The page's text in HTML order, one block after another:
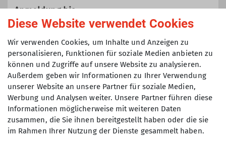
Senioren, die Freude am Wandern, an
der Natur und der Gemeinschaft
haben. Es gibt keine Altersgrenze
nach unten oder oben. Wir bieten von
der einfachen Wanderung bis zu
anspruchsvollen Touren in den Alpen
ein eigenes Programm. Die Touren
werden als Gemeinschaftstouren nach
den Regeln des Turner-Alpen-
Kränzchens durchgeführt, d.h. es sind
keine Führungstouren.
Anmeldung bis
Maximale Teilnehmeranzahl
15
Diese Website verwendet Cookies
Wir verwenden Cookies, um Inhalte und Anzeigen zu
personalisieren, Funktionen für soziale Medien anbieten zu
können und Zugriffe auf unsere Website zu analysieren.
Außerdem geben wir Informationen zu Ihrer Verwendung
unserer Website an unsere Partner für soziale Medien,
Werbung und Analysen weiter. Unsere Partner führen diese
Informationen möglicherweise mit weiteren Daten
zusammen, die Sie ihnen bereitgestellt haben oder die sie
im Rahmen Ihrer Nutzung der Dienste gesammelt haben.